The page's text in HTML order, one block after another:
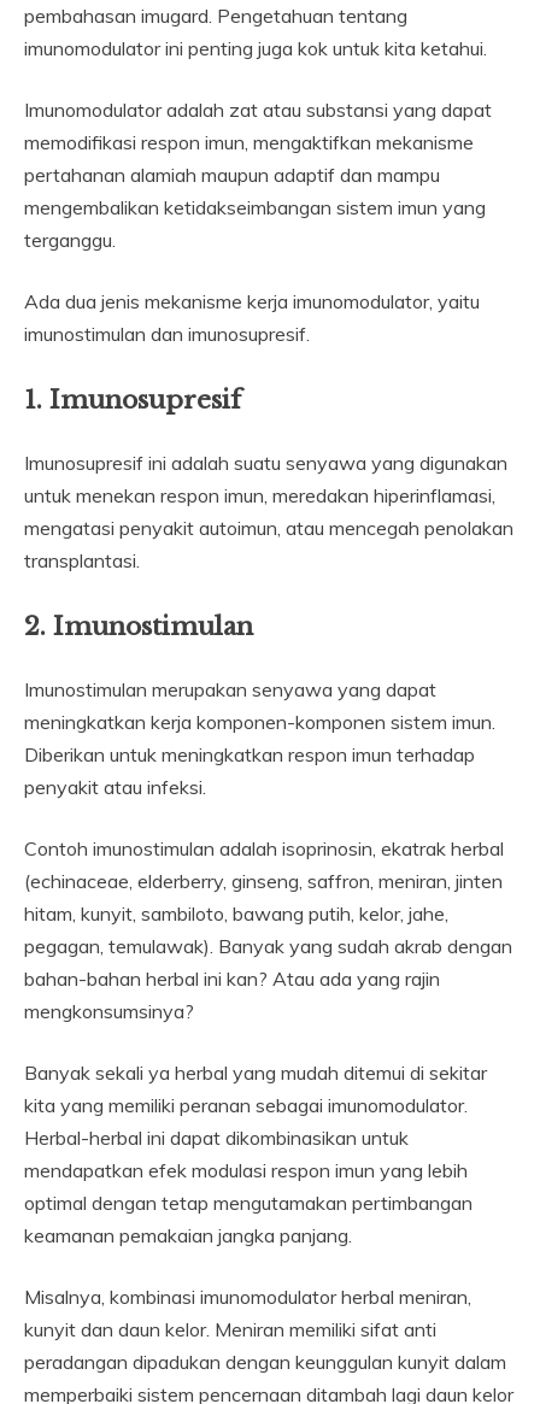
pembahasan imugard. Pengetahuan tentang
imunomodulator ini penting juga kok untuk kita ketahui.
Imunomodulator adalah zat atau substansi yang dapat
memodifikasi respon imun, mengaktifkan mekanisme
pertahanan alamiah maupun adaptif dan mampu
mengembalikan ketidakseimbangan sistem imun yang
terganggu.
Ada dua jenis mekanisme kerja imunomodulator, yaitu
imunostimulan dan imunosupresif.
1. Imunosupresif
Imunosupresif ini adalah suatu senyawa yang digunakan
untuk menekan respon imun, meredakan hiperinflamasi,
mengatasi penyakit autoimun, atau mencegah penolakan
transplantasi.
2. Imunostimulan
Imunostimulan merupakan senyawa yang dapat
meningkatkan kerja komponen-komponen sistem imun.
Diberikan untuk meningkatkan respon imun terhadap
penyakit atau infeksi.
Contoh imunostimulan adalah isoprinosin, ekatrak herbal
(echinaceae, elderberry, ginseng, saffron, meniran, jinten
hitam, kunyit, sambiloto, bawang putih, kelor, jahe,
pegagan, temulawak). Banyak yang sudah akrab dengan
bahan-bahan herbal ini kan? Atau ada yang rajin
mengkonsumsinya?
Banyak sekali ya herbal yang mudah ditemui di sekitar
kita yang memiliki peranan sebagai imunomodulator.
Herbal-herbal ini dapat dikombinasikan untuk
mendapatkan efek modulasi respon imun yang lebih
optimal dengan tetap mengutamakan pertimbangan
keamanan pemakaian jangka panjang.
Misalnya, kombinasi imunomodulator herbal meniran,
kunyit dan daun kelor. Meniran memiliki sifat anti
peradangan dipadukan dengan keunggulan kunyit dalam
memperbaiki sistem pencernaan ditambah lagi daun kelor